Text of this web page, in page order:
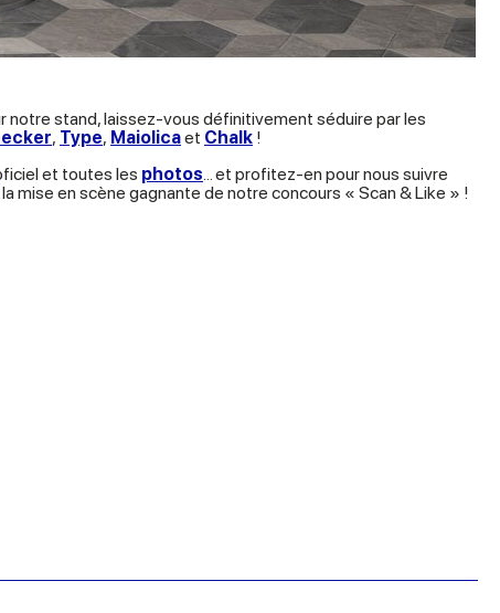
notre stand, laissez-vous définitivement séduire par les
, Type, Maiolicaet Chalk !
et toutes les photos... et profitez-en pour nous suivre
mise en scène gagnante de notre concours « Scan & Like » !